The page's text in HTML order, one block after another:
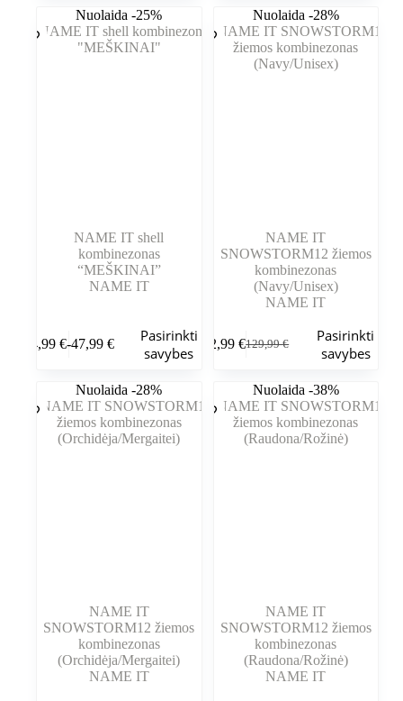
buvo:
26,99 €.
yra:
19,99 €.
variantus.
Variantus
Nuo
44,99 €
iki
47,99 €
variantus.
Variantus
Nuolaida -25%
NAME IT shell
kombinezonas
“MEŠKINAI”
NAME IT
44,99€-47,99€
Kainų
Nuo
44,99 €
iki
47,99 €
Pasirinkti
savybes
produktas
variantus.
Variantus
pasirinkti
Nuolaida -28%
NAME IT
SNOWSTORM12 žiemos
kombinezonas
(Navy/Unisex)
NAME IT
129,99€
Pradinė
buvo:
129,99 €.
92,99€Dabartinė
yra:
92,99 €.
Pasirinkti
savybes
produktas
variantus.
Variantus
pasirinkti
Nuolaida -28%
NAME IT
SNOWSTORM12 žiemos
kombinezonas
(Orchidėja/Mergaitei)
NAME IT
Nuolaida -38%
NAME IT
SNOWSTORM12 žiemos
kombinezonas
(Raudona/Rožinė)
NAME IT